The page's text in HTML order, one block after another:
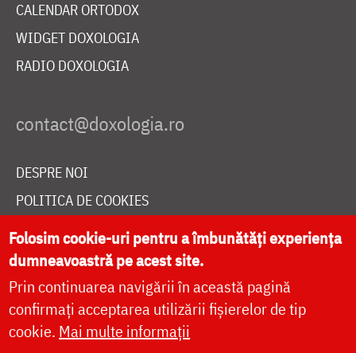
CALENDAR ORTODOX
WIDGET DOXOLOGIA
RADIO DOXOLOGIA
DESPRE NOI
POLITICA DE COOKIES
DONEAZĂ ONLINE PENTRU CATEDRALA NAȚIONALĂ
LIVE
Folosim cookie-uri pentru a îmbunătăți experiența
dumneavoastră pe acest site.
Prin continuarea navigării în această pagină
confirmați acceptarea utilizării fișierelor de tip
cookie. Mai multe informații